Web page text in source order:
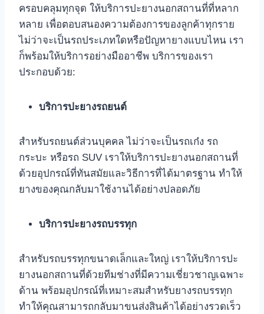
ครอบคลุมทุกจุด ให้บริการปะยางนอกสถานที่ที่หลาก
หลาย เพื่อตอบสนองความต้องการของลูกค้าทุกราย
ไม่ว่าจะเป็นรถประเภทใดหรือปัญหายางแบบไหน เรา
ก็พร้อมให้บริการอย่างมืออาชีพ บริการของเรา
ประกอบด้วย:
บริการปะยางรถยนต์
สำหรับรถยนต์ส่วนบุคคล ไม่ว่าจะเป็นรถเก๋ง รถ
กระบะ หรือรถ SUV เราให้บริการปะยางนอกสถานที่
ด้วยอุปกรณ์ที่ทันสมัยและวิธีการที่ได้มาตรฐาน ทำให้
ยางของคุณกลับมาใช้งานได้อย่างปลอดภัย
บริการปะยางรถบรรทุก
สำหรับรถบรรทุกขนาดเล็กและใหญ่ เราให้บริการปะ
ยางนอกสถานที่ด้วยทีมช่างที่มีความเชี่ยวชาญเฉพาะ
ด้าน พร้อมอุปกรณ์ที่เหมาะสมสำหรับยางรถบรรทุก
ทำให้คุณสามารถกลับมาขนส่งสินค้าได้อย่างรวดเร็ว